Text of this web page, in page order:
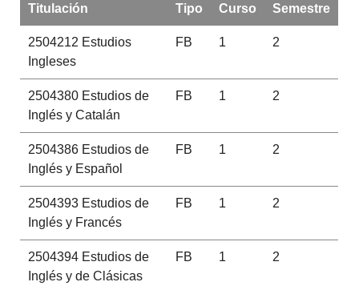
Titulación Tipo Curso Semestre
2504212 Estudios
Ingleses
FB 1 2
2504380Estudios de
Inglés y Catalán
FB 1 2
2504386Estudios de
Inglés y Español
FB 1 2
2504393Estudios de
Inglés y Francés
FB 1 2
2504394Estudios de
Inglés y de Clásicas
FB 1 2